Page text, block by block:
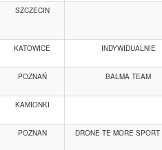
SZCZECIN
KATOWICE INDYWIDUALNIE
POZNAŃ BALMA TEAM
KAMIONKI
POZNAN DRONE TE MORE SPORT